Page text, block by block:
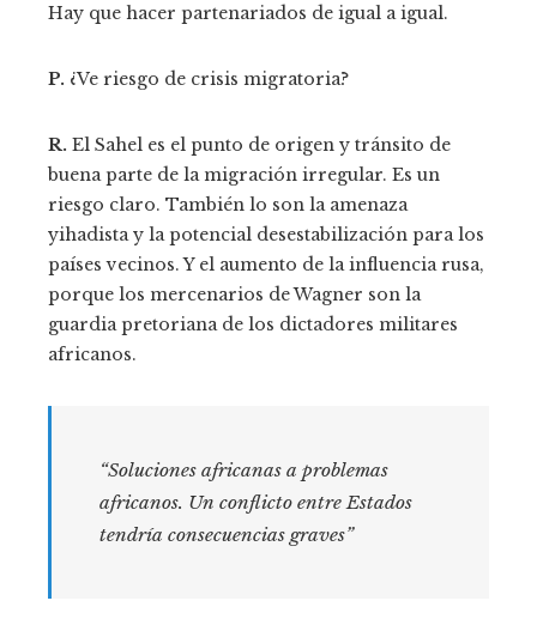
Hay que hacer partenariados de igual a igual.
P. ¿Ve riesgo de crisis migratoria?
R. El Sahel es el punto de origen y tránsito de
buena parte de la migración irregular. Es un
riesgo claro. También lo son la amenaza
yihadista y la potencial desestabilización para los
países vecinos. Y el aumento de la influencia rusa,
porque los mercenarios de Wagner son la
guardia pretoriana de los dictadores militares
africanos.
“Soluciones africanas a problemas
africanos. Un conflicto entre Estados
tendría consecuencias graves”